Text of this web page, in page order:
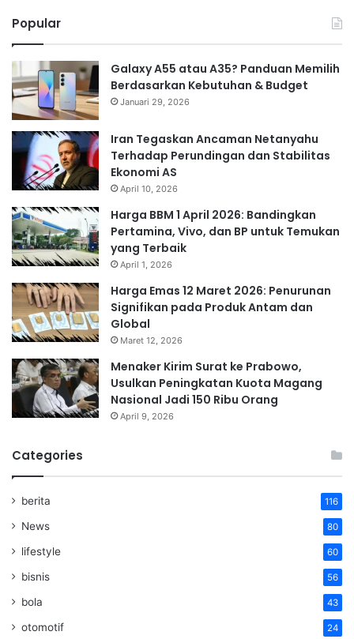
Popular
Galaxy A55 atau A35? Panduan Memilih
Berdasarkan Kebutuhan & Budget
Januari 29, 2026
Iran Tegaskan Ancaman Netanyahu
Terhadap Perundingan dan Stabilitas
Ekonomi AS
April 10, 2026
Harga BBM 1 April 2026: Bandingkan
Pertamina, Vivo, dan BP untuk Temukan
yang Terbaik
April 1, 2026
Harga Emas 12 Maret 2026: Penurunan
Signifikan pada Produk Antam dan
Global
Maret 12, 2026
Menaker Kirim Surat ke Prabowo,
Usulkan Peningkatan Kuota Magang
Nasional Jadi 150 Ribu Orang
April 9, 2026
Categories
berita 116
News 80
lifestyle 60
bisnis 56
bola 43
otomotif 24